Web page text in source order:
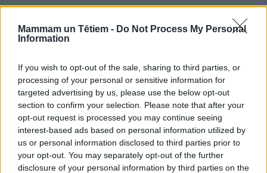
Mammam un Tētiem - Do Not Process My Personal
Information
If you wish to opt-out of the sale, sharing to third parties, or
processing of your personal or sensitive information for
targeted advertising by us, please use the below opt-out
section to confirm your selection. Please note that after your
opt-out request is processed you may continue seeing
interest-based ads based on personal information utilized by
us or personal information disclosed to third parties prior to
your opt-out. You may separately opt-out of the further
disclosure of your personal information by third parties on the
Savukārt valsts noteiktos sociālos pabalstus arī
turpmāk izņēmuma gadījumos var izmaksāt skaidrā
naudā.
Piešķirot bērna piedzimšanas pabalstu, konstatēta
nepieciešamība precizēt piešķiršanas nosacījumus.
Lai novērstu dubultu pabalsta izmaksu par vienu un
to pašu gadījumu un nodrošinātu vienotus principus
visā valstī, tagad pašvaldības saistošajos
noteikumos precizēts, ka pabalsts tiek piešķirts
apmērā, kāds bija noteikts bērna piedzimšanas